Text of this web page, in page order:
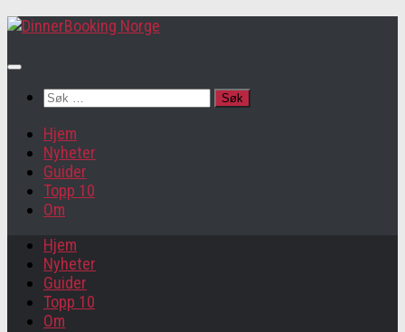
Søk
Hjem
Nyheter
Guider
Topp 10
Om
Hjem
Nyheter
Guider
Topp 10
Om